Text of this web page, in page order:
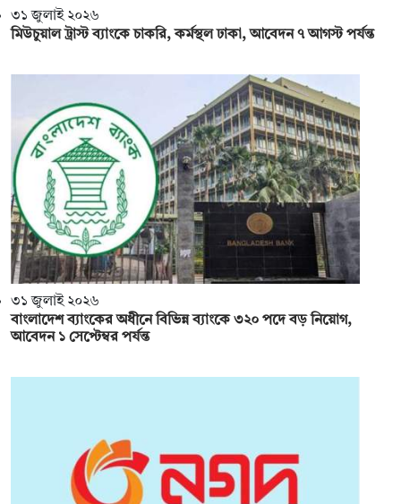
৩১ জুলাই ২০২৬
মিউচুয়াল ট্রাস্ট ব্যাংকে চাকরি, কর্মস্থল ঢাকা, আবেদন ৭ আগস্ট পর্যন্ত
৩১ জুলাই ২০২৬
বাংলাদেশ ব্যাংকের অধীনে বিভিন্ন ব্যাংকে ৩২০ পদে বড় নিয়োগ,
আবেদন ১ সেপ্টেম্বর পর্যন্ত